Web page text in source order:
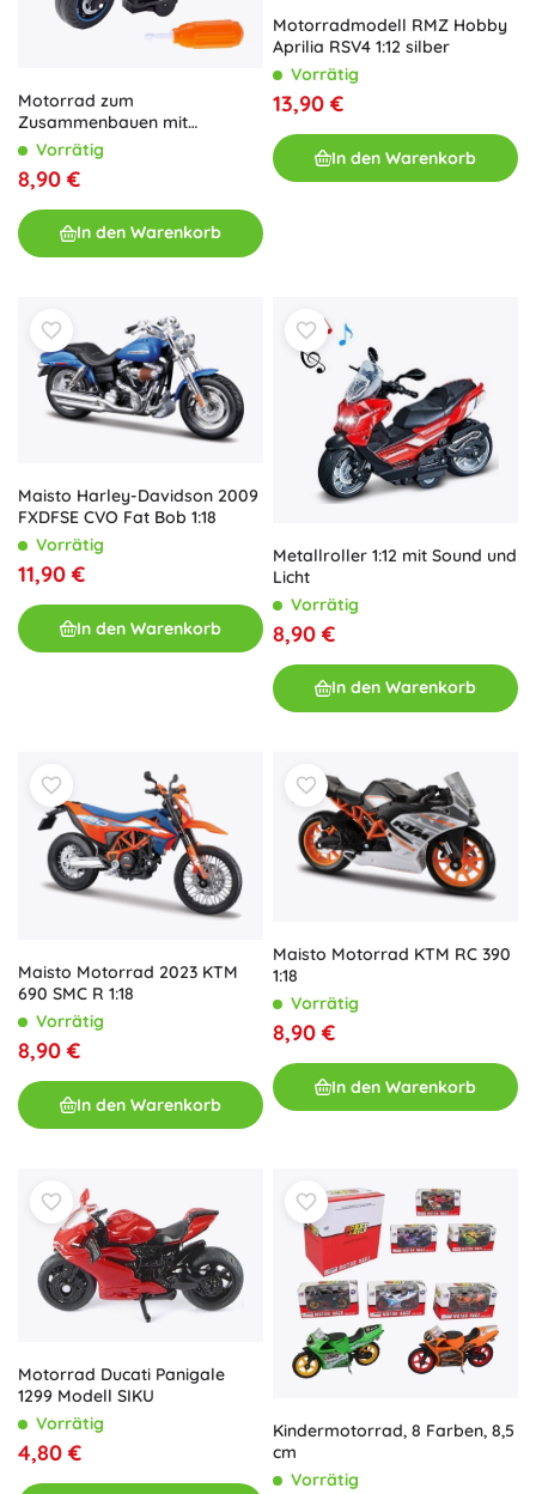
Motorrad zum
Zusammenbauen mit
Beleuchtung und
Soundeffekten Schwarz
Rennstil
Vorrätig
8,90 €
In den Warenkorb
Motorradmodell RMZ Hobby
Aprilia RSV4 1:12 silber
Vorrätig
13,90 €
In den Warenkorb
Maisto Harley-Davidson 2009
FXDFSE CVO Fat Bob 1:18
Vorrätig
11,90 €
In den Warenkorb
Metallroller 1:12 mit Sound und
Licht
Vorrätig
8,90 €
In den Warenkorb
Maisto Motorrad 2023 KTM
690 SMC R 1:18
Vorrätig
8,90 €
In den Warenkorb
Maisto Motorrad KTM RC 390
1:18
Vorrätig
8,90 €
In den Warenkorb
Motorrad Ducati Panigale
1299 Modell SIKU
Vorrätig
4,80 €
Kindermotorrad, 8 Farben, 8,5
cm
Vorrätig